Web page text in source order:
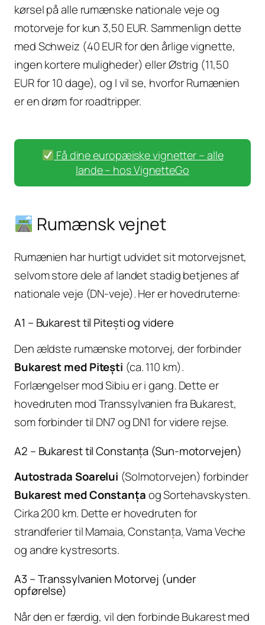
kørsel på alle rumænske nationale veje og
motorveje for kun 3,50 EUR. Sammenlign dette
med Schweiz (40 EUR for den årlige vignette,
ingen kortere muligheder) eller Østrig (11,50
EUR for 10 dage), og I vil se, hvorfor Rumænien
er en drøm for roadtripper.
Få dine europæiske vignetter – alle
lande – hos VignetteGo
Rumænsk vejnet
Rumænien har hurtigt udvidet sit motorvejsnet,
selvom store dele af landet stadig betjenes af
nationale veje (DN-veje). Her er hovedruterne:
A1 – Bukarest til Pitești og videre
Den ældste rumænske motorvej, der forbinder
Bukarest med Pitești (ca. 110 km).
Forlængelser mod Sibiu er i gang. Dette er
hovedruten mod Transsylvanien fra Bukarest,
som forbinder til DN7 og DN1 for videre rejse.
A2 – Bukarest til Constanța (Sun-motorvejen)
Autostrada Soarelui (Solmotorvejen) forbinder
Bukarest med Constanțaog Sortehavskysten.
Cirka 200 km. Dette er hovedruten for
strandferier til Mamaia, Constanța, Vama Veche
og andre kystresorts.
A3 – Transsylvanien Motorvej (under
opførelse)
Når den er færdig, vil den forbinde Bukarest med